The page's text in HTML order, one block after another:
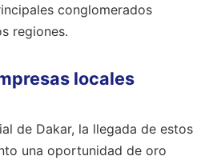
conglomerados
regiones.
locales
de Dakar, la llegada de estos
una oportunidad de oro